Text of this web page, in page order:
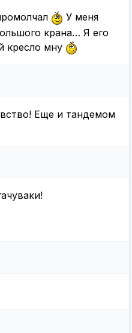
У меня
крана… Я его
кресло мну
Еще и тандемом